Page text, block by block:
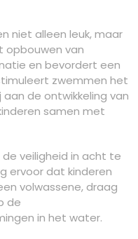
niet alleen leuk, maar
opbouwen van
en bevordert een
zwemmen het
de ontwikkeling van
samen met
veiligheid in acht te
ervoor dat kinderen
volwassene, draag
de
in het water.